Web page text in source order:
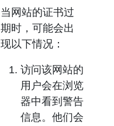
当网站的证书过
期时，可能会出
现以下情况：
访问该网站的
用户会在浏览
器中看到警告
信息。 他们会